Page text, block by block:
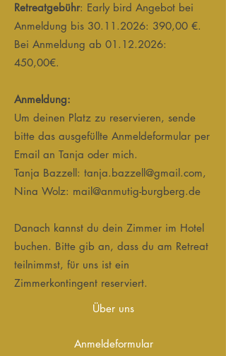
Retreatgebühr: Early bird Angebot bei
Anmeldung bis 30.11.2026: 390,00 €.
Bei Anmeldung ab 01.12.2026:
450,00€.
Anmeldung:
Um deinen Platz zu reservieren, sende
bitte das ausgefüllte Anmeldeformular per
Email an Tanja oder mich.
Tanja Bazzell: tanja.bazzell@gmail.com,
Nina Wolz: mail@anmutig-burgberg.de
Danach kannst du dein Zimmer im Hotel
buchen. Bitte gib an, dass du am Retreat
teilnimmst, für uns ist ein
Zimmerkontingent reserviert.​
Über uns
Anmeldeformular